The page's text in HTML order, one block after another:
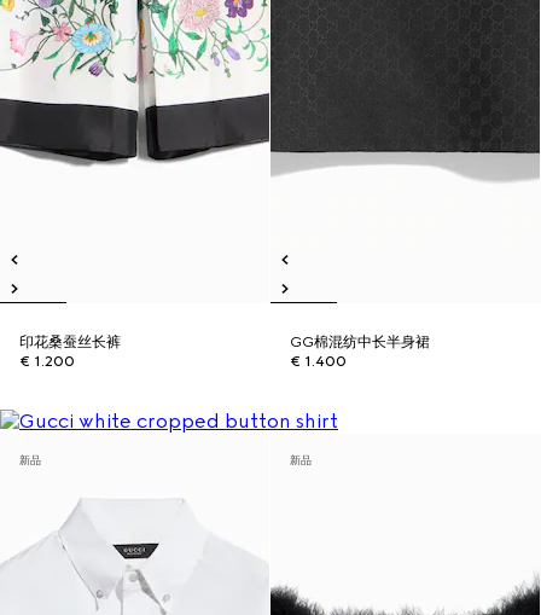
印花桑蚕丝长裤
€ 1.200
GG棉混纺中长半身裙
€ 1.400
新品 新品